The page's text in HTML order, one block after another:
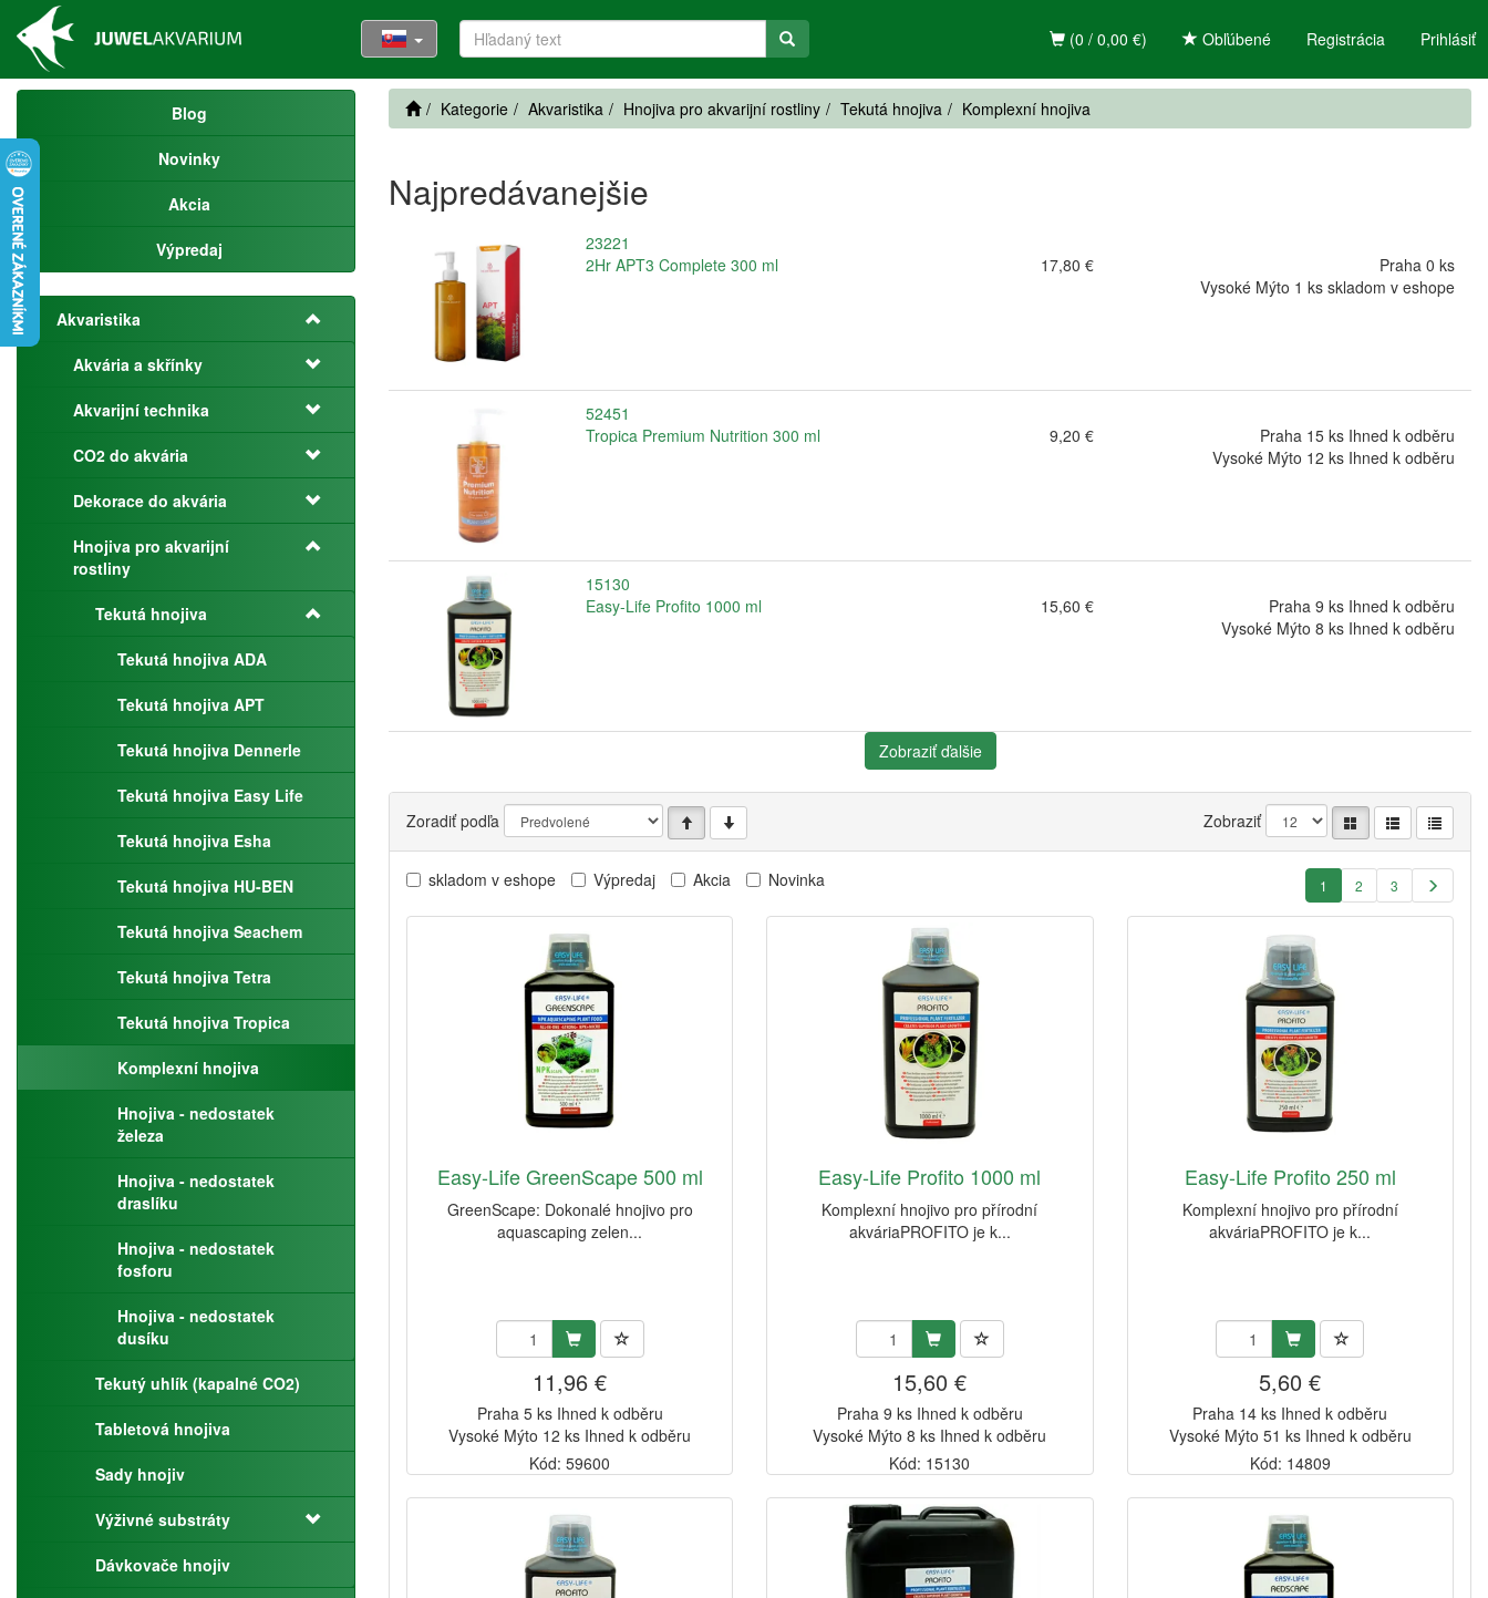
Registrácia Prihlásiť
(0 / 0,00 €) Obľúbené
Blog
Novinky
Akcia
Výpredaj
Akvaristika
Akvária a skřínky
Akvarijní technika
CO2 do akvária
Dekorace do akvária
Hnojiva pro akvarijní
rostliny
Tekutá hnojiva
Tekutá hnojiva ADA
Tekutá hnojiva APT
Tekutá hnojiva Dennerle
Tekutá hnojiva Easy Life
Tekutá hnojiva Esha
Tekutá hnojiva HU-BEN
Tekutá hnojiva Seachem
Tekutá hnojiva Tetra
Tekutá hnojiva Tropica
Komplexní hnojiva
Hnojiva - nedostatek
železa
Hnojiva - nedostatek
draslíku
Hnojiva - nedostatek
fosforu
Hnojiva - nedostatek
dusíku
Tekutý uhlík (kapalné CO2)
Tabletová hnojiva
Sady hnojiv
Výživné substráty
Dávkovače hnojiv
Kategorie Akvaristika Hnojiva pro akvarijní rostliny Tekutá hnojiva Komplexní hnojiva
Najpredávanejšie
23221
2Hr APT3 Complete 300 ml
17,80 €
Praha 0 ks
Vysoké Mýto 1 ks skladom v eshope
52451
Tropica Premium Nutrition 300 ml
9,20 €
Praha 15 ks Ihned k odběru
Vysoké Mýto 12 ks Ihned k odběru
15130
Easy-Life Profito 1000 ml
15,60 €
Praha 9 ks Ihned k odběru
Vysoké Mýto 8 ks Ihned k odběru
Zobraziť ďalšie
Zoradiť podľa Zobraziť
skladom v eshope Výpredaj Akcia Novinka 1 2 3
Easy-Life GreenScape 500 ml
GreenScape: Dokonalé hnojivo pro
aquascaping zelen...
11,96 €
Praha 5 ks Ihned k odběru
Vysoké Mýto 12 ks Ihned k odběru
Kód: 59600
Easy-Life Profito 1000 ml
Komplexní hnojivo pro přírodní
akváriaPROFITO je k...
15,60 €
Praha 9 ks Ihned k odběru
Vysoké Mýto 8 ks Ihned k odběru
Kód: 15130
Easy-Life Profito 250 ml
Komplexní hnojivo pro přírodní
akváriaPROFITO je k...
5,60 €
Praha 14 ks Ihned k odběru
Vysoké Mýto 51 ks Ihned k odběru
Kód: 14809